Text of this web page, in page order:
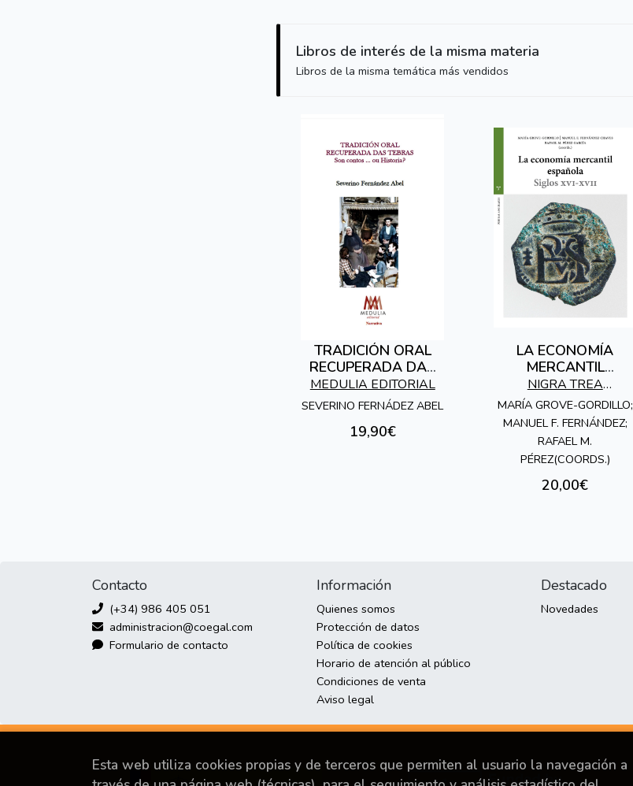
Libros de interés de la misma materia
Libros de la misma temática más vendidos
TRADICIÓN ORAL
RECUPERADA DAS
TEBRAS
MEDULIA EDITORIAL
SEVERINO FERNÁDEZ ABEL
19,90€
LA ECONOMÍA
MERCANTIL
ESPAÑOLA
NIGRA TREA
EDICIONES
MARÍA GROVE-GORDILLO;
MANUEL F. FERNÁNDEZ;
RAFAEL M.
PÉREZ(COORDS.)
20,00€
Contacto
(+34) 986 405 051
administracion@coegal.com
Formulario de contacto
Información
Quienes somos
Protección de datos
Política de cookies
Horario de atención al público
Condiciones de venta
Aviso legal
Destacado
Novedades
Esta web utiliza cookies propias y de terceros que permiten al usuario la navegación a